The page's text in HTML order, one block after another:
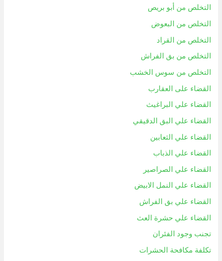
التخلص من أبو بريص
التخلص من البعوض
التخلص من القراد
التخلص من بق الفراش
التخلص من سوس الخشب
القضاء على العقارب
القضاء علي البراغيث
القضاء علي البق الدقيقي
القضاء علي الثعابين
القضاء علي الذباب
القضاء علي الصراصير
القضاء علي النمل الابيض
القضاء علي بق الفراش
القضاء علي حشرة العث
تجنب وجود الفئران
تكلفة مكافحة الحشرات